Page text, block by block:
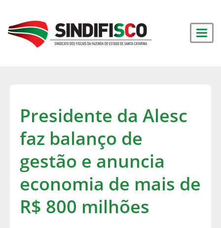
Presidente da Alesc
faz balanço de
gestão e anuncia
economia de mais de
R$ 800 milhões